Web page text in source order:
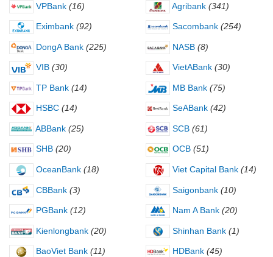
VPBank (16) Agribank (341)
Eximbank (92) Sacombank (254)
DongA Bank (225) NASB (8)
VIB (30) VietABank (30)
TP Bank (14) MB Bank (75)
HSBC (14) SeABank (42)
ABBank (25) SCB (61)
SHB (20) OCB (51)
OceanBank (18) Viet Capital Bank (14)
CBBank (3) Saigonbank (10)
PGBank (12) Nam A Bank (20)
Kienlongbank (20) Shinhan Bank (1)
BaoViet Bank (11) HDBank (45)